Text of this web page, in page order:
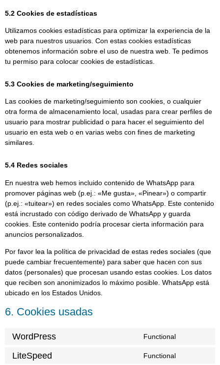
5.2 Cookies de estadísticas
Utilizamos cookies estadísticas para optimizar la experiencia de la
web para nuestros usuarios. Con estas cookies estadísticas
obtenemos información sobre el uso de nuestra web. Te pedimos
tu permiso para colocar cookies de estadísticas.
5.3 Cookies de marketing/seguimiento
Las cookies de marketing/seguimiento son cookies, o cualquier
otra forma de almacenamiento local, usadas para crear perfiles de
usuario para mostrar publicidad o para hacer el seguimiento del
usuario en esta web o en varias webs con fines de marketing
similares.
5.4 Redes sociales
En nuestra web hemos incluido contenido de WhatsApp para
promover páginas web (p.ej.: «Me gusta», «Pinear») o compartir
(p.ej.: «tuitear») en redes sociales como WhatsApp. Este contenido
está incrustado con código derivado de WhatsApp y guarda
cookies. Este contenido podría procesar cierta información para
anuncios personalizados.
Por favor lea la política de privacidad de estas redes sociales (que
puede cambiar frecuentemente) para saber que hacen con sus
datos (personales) que procesan usando estas cookies. Los datos
que reciben son anonimizados lo máximo posible. WhatsApp está
ubicado en los Estados Unidos.
6. Cookies usadas
WordPress Functional
LiteSpeed Functional